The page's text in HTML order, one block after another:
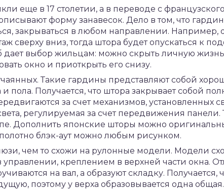
еще в 17 столетии, а в переводе с
форму занавесок. Дело в том, что
закрываться в любом направлении. Например,
сверху вниз, тогда штора будет опускаться к
дает выбор жильцам: можно скрыть личную
окно и приоткрыть его снизу.
Такие гардины представляют собой
пола. Получается, что штора закрывает собой
за счет механизмов, установленных
регулируемая за счет передвижения панели.
Дополнить японские шторы можно
блэк-аут можно любым рисунком.
чем то схожи на рулонные модели. Модели
креплением в верхней части окна.
на вал, а образуют складку. Получается,
поэтому у верха образовывается одна